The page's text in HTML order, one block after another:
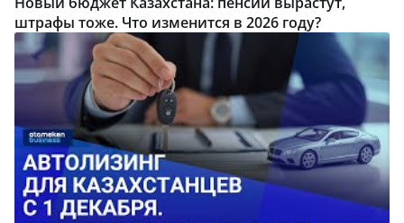
штрафы тоже. Что изменится в 2026 году?